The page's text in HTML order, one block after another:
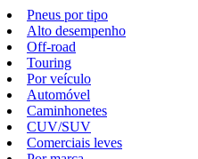
Pneus por tipo
Alto desempenho
Off-road
Touring
Por veículo
Automóvel
Caminhonetes
CUV/SUV
Comerciais leves